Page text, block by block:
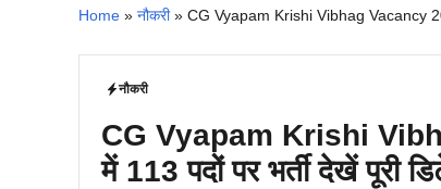
Home » नौकरी» CG Vyapam Krishi Vibhag Vacancy
नौकरी
CG Vyapam Krishi
में 113 पदों पर भर्ती देखें पूरी